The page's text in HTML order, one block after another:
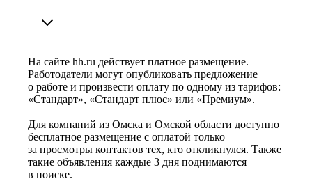
На сайте hh.ru действует платное размещение.
Работодатели могут опубликовать предложение
о работе и произвести оплату по одному из тарифов:
«Стандарт», «Стандарт плюс» или «Премиум».
Для компаний из Омска и Омской области доступно
бесплатное размещение с оплатой только
за просмотры контактов тех, кто откликнулся. Также
такие объявления каждые 3 дня поднимаются
в поиске.